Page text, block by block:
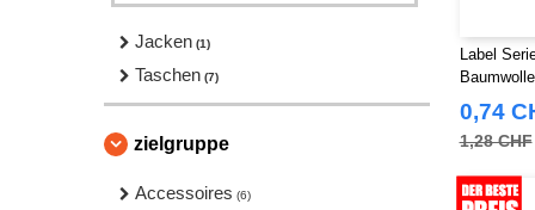
Jacken (1)
Taschen (7)
zielgruppe
Accessoires (6)
Label
Beutel
0,74
1,28 CHF